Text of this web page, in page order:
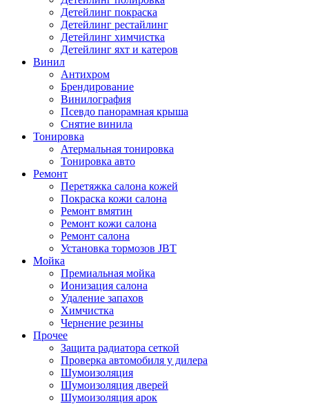
Детейлинг покраска
Детейлинг рестайлинг
Детейлинг химчистка
Детейлинг яхт и катеров
Винил
Антихром
Брендирование
Винилография
Псевдо панорамная крыша
Снятие винила
Тонировка
Атермальная тонировка
Тонировка авто
Ремонт
Перетяжка салона кожей
Покраска кожи салона
Ремонт вмятин
Ремонт кожи салона
Ремонт салона
Установка тормозов JBT
Мойка
Премиальная мойка
Ионизация салона
Удаление запахов
Химчистка
Чернение резины
Прочее
Защита радиатора сеткой
Проверка автомобиля у дилера
Шумоизоляция
Шумоизоляция дверей
Шумоизоляция арок